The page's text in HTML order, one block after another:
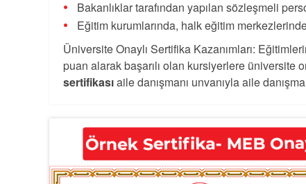
Bakanlıklar tarafından yapılan sözleşmeli
Eğitim kurumlarında, halk eğitim
Üniversite Onaylı Sertifika Kazanımları:
puan alarak başarılı olan kursiyerlere üniversite
sertifikasıaile danışmanı unvanıyla aile